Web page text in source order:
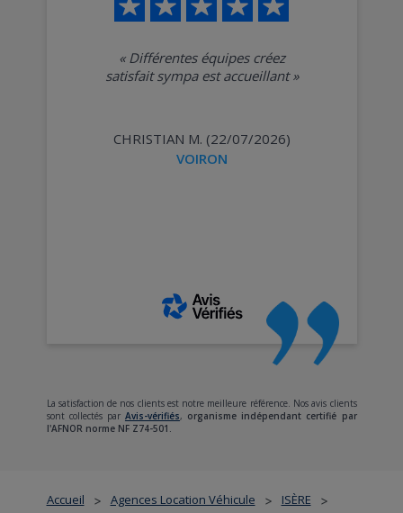
Accueil > Agences Location Véhicule > ISÈRE >
« Différentes équipes créez
satisfait sympa est accueillant»
CHRISTIAN M. (22/07/2026)
VOIRON
La satisfaction de nos clients est notre meilleure référence. Nos avis clients
sont collectés par Avis-vérifiés, organisme indépendant certifié par
l'AFNOR norme NF Z74-501.